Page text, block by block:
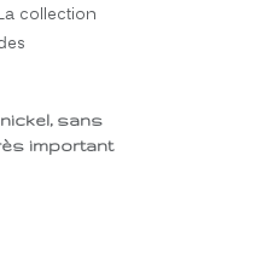
collection
sans
important